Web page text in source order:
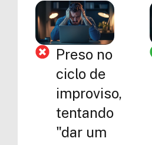
Preso no
ciclo de
improviso,
tentando
"dar um